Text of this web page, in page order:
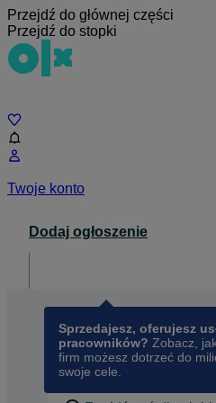
Przejdź do głównej części
Przejdź do stopki
Twoje konto
Dodaj ogłoszenie
Sprzedajesz, oferujesz
pracowników? Zobacz,
firm możesz dotrzeć do
swoje cele.